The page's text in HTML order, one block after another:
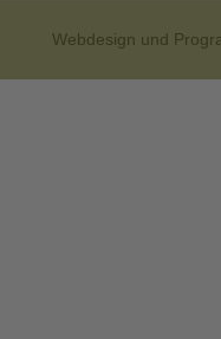
Webdesign und